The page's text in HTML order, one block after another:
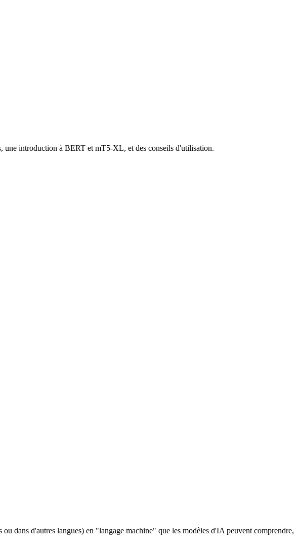
introduction à BERT et mT5-XL, et des conseils d'utilisation.
dans d'autres langues) en "langage machine" que les modèles d'IA peuvent comprendre,